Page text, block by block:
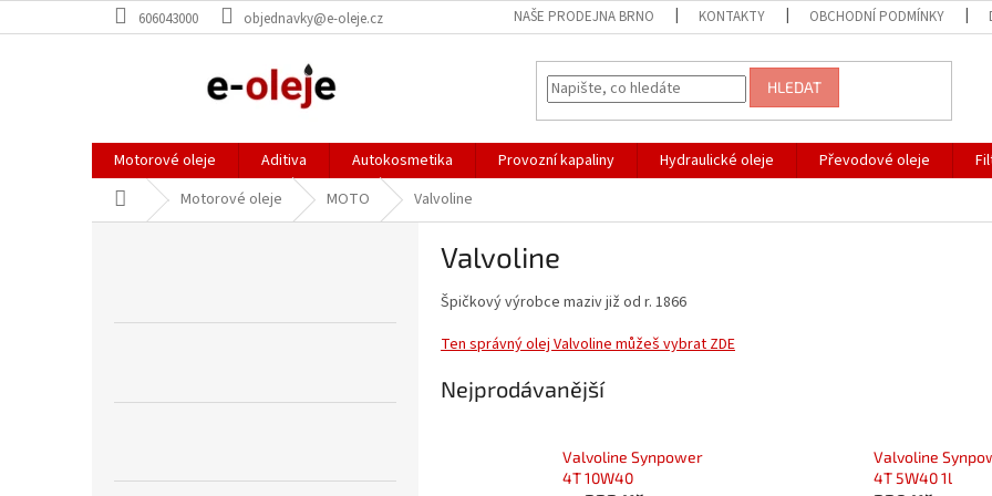
na
606043000 objednavky@e-oleje.cz NAŠE PRODEJNA BRNO KONTAKTY OBCHODNÍ PODMÍNKY
HLEDAT
Motorové oleje Aditiva Autokosmetika Provozní kapaliny Hydraulické oleje Převodové oleje
Domů Motorové oleje MOTO Valvoline
Valvoline
Špičkový výrobce maziv již od r. 1866
Ten správný olej Valvoline můžeš vybrat ZDE
Nejprodávanější
Valvoline Synpower
4T 10W40
Valvoline
4T 5W40 1l